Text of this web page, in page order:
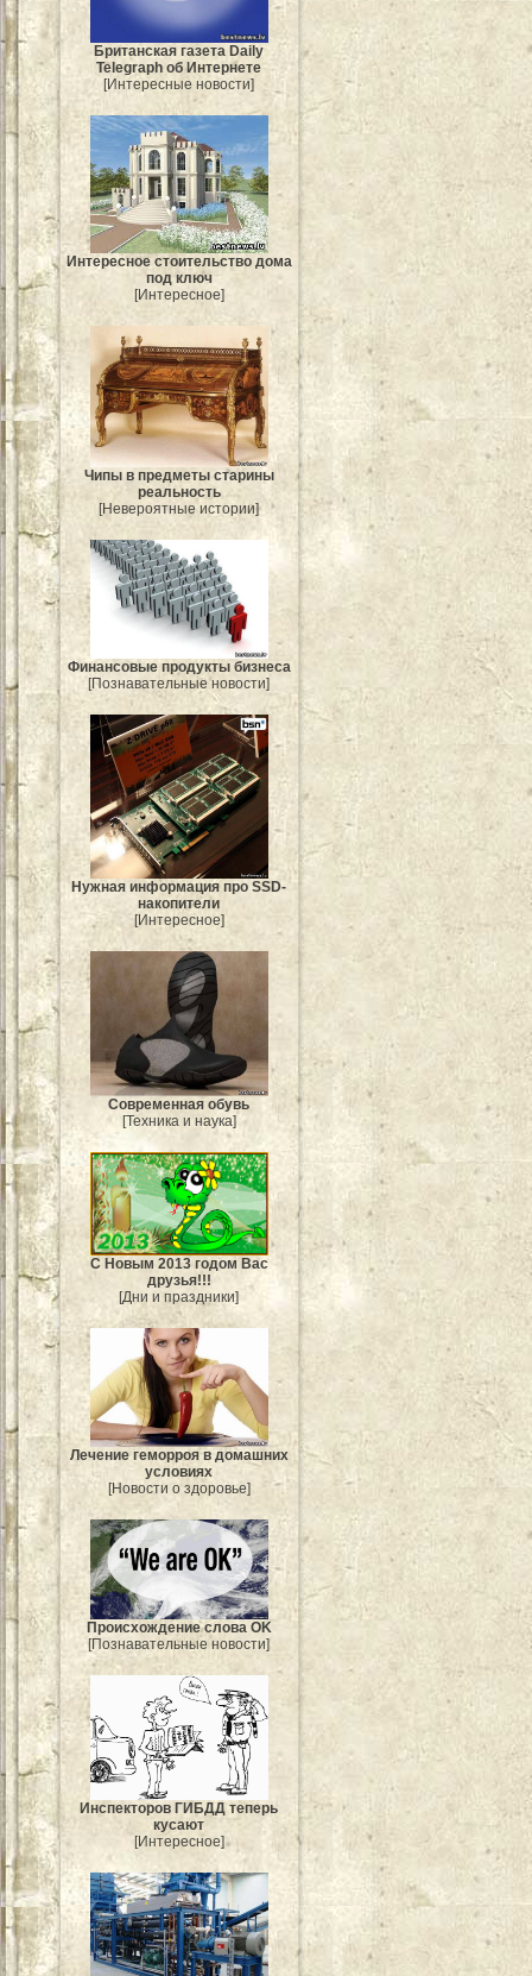
Британская газета Daily
Telegraph об Интернете
[Интересные новости]
Интересное стоительство дома
под ключ
[Интересное]
Чипы в предметы старины
реальность
[Невероятные истории]
Финансовые продукты бизнеса
[Познавательные новости]
Нужная информация про SSD-
накопители
[Интересное]
Современная обувь
[Техника и наука]
С Новым 2013 годом Вас
друзья!!!
[Дни и праздники]
Лечение геморроя в домашних
условиях
[Новости о здоровье]
Происхождение слова OK
[Познавательные новости]
Инспекторов ГИБДД теперь
кусают
[Интересное]